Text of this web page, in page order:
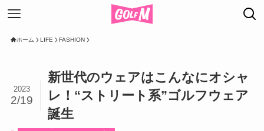
ホーム LIFE FASHION
新世代のウェアはこんなにオシャ
レ！“ストリート系”ゴルフウェア
誕生
2023
2/19